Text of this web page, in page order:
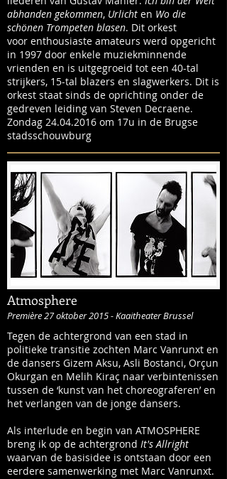
abhanden gekommen, Urlicht en Wo die
schönen Trompeten blasen. Dit orkest
voor enthousiaste amateurs werd opgericht
in 1997 door enkele muziekminnende
vrienden en is uitgegroeid tot een 40-tal
strijkers, 15-tal blazers en slagwerkers. Dit is
orkest staat sinds de oprichting onder de
gedreven leiding van Steven Decraene.
Zondag 24.04.2016 om 17u in de Brugse
stadsschouwburg
Atmosphere
Première 27 oktober 2015 - Kaaitheater Brussel
Tegen de achtergrond van een stad in
politieke transitie zochten Marc Vanrunxt en
de dansers Gizem Aksu, Asli Bostanci, Orçun
Okurgan en Melih Kiraç naar verbintenissen
tussen de ‘kunst van het choreograferen’ en
het verlangen van de jonge dansers.
Als interlude en begin van ATMOSPHERE
breng ik op de achtergrond It's Allright
waarvan de basisidee is ontstaan door een
eerdere samenwerking met Marc Vanrunxt.